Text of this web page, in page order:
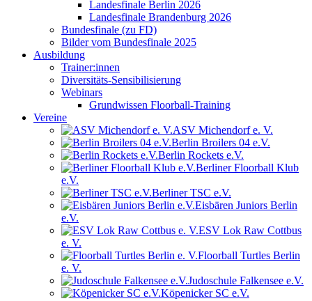
Landesfinale Berlin 2026
Landesfinale Brandenburg 2026
Bundesfinale (zu FD)
Bilder vom Bundesfinale 2025
Ausbildung
Trainer:innen
Diversitäts-Sensibilisierung
Webinars
Grundwissen Floorball-Training
Vereine
ASV Michendorf e. V.
Berlin Broilers 04 e.V.
Berlin Rockets e.V.
Berliner Floorball Klub
e.V.
Berliner TSC e.V.
Eisbären Juniors Berlin
e.V.
ESV Lok Raw Cottbus
e. V.
Floorball Turtles Berlin
e. V.
Judoschule Falkensee e.V.
Köpenicker SC e.V.